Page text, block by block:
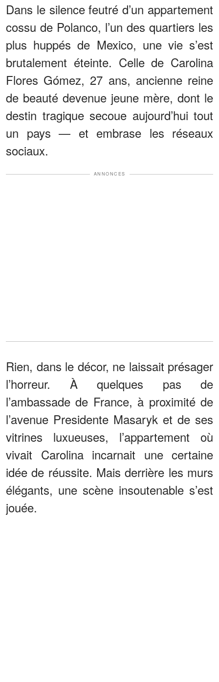
Dans le silence feutré d’un appartement
cossu de Polanco, l’un des quartiers les
plus huppés de Mexico, une vie s’est
brutalement éteinte. Celle de Carolina
Flores Gómez, 27 ans, ancienne reine
de beauté devenue jeune mère, dont le
destin tragique secoue aujourd’hui tout
un pays — et embrase les réseaux
sociaux.
ANNONCES
Rien, dans le décor, ne laissait présager
l’horreur. À quelques pas de
l’ambassade de France, à proximité de
l’avenue Presidente Masaryk et de ses
vitrines luxueuses, l’appartement où
vivait Carolina incarnait une certaine
idée de réussite. Mais derrière les murs
élégants, une scène insoutenable s’est
jouée.